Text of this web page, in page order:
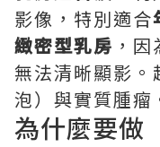
影像，特別適合
緻密型乳房 ，
無法清晰顯影
泡）與實質腫瘤
為什麼要做